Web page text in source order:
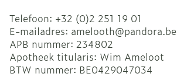
Telefoon: +32 (0)2 251 19 01
E-mailadres: amelooth@pandora.be
APB nummer: 234802
Apotheek titularis: Wim Ameloot
BTW nummer: BE0429047034